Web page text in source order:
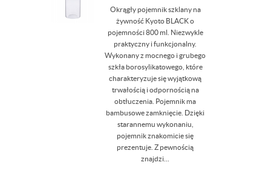
Okrągły pojemnik szklany na
żywność Kyoto BLACK o
pojemności 800 ml. Niezwykle
praktyczny i funkcjonalny.
Wykonany z mocnego i grubego
szkła borosylikatowego, które
charakteryzuje się wyjątkową
trwałością i odpornością na
obtłuczenia. Pojemnik ma
bambusowe zamknięcie. Dzięki
starannemu wykonaniu,
pojemnik znakomicie się
prezentuje. Z pewnością
znajdzi...